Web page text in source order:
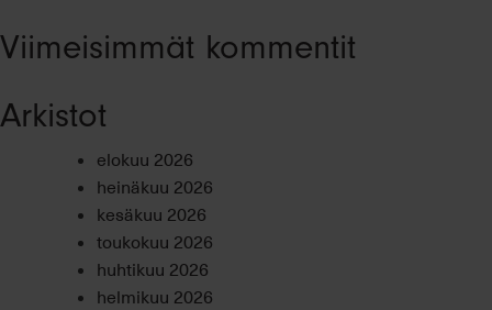
Viimeisimmät kommentit
Arkistot
elokuu 2026
heinäkuu 2026
kesäkuu 2026
toukokuu 2026
huhtikuu 2026
helmikuu 2026